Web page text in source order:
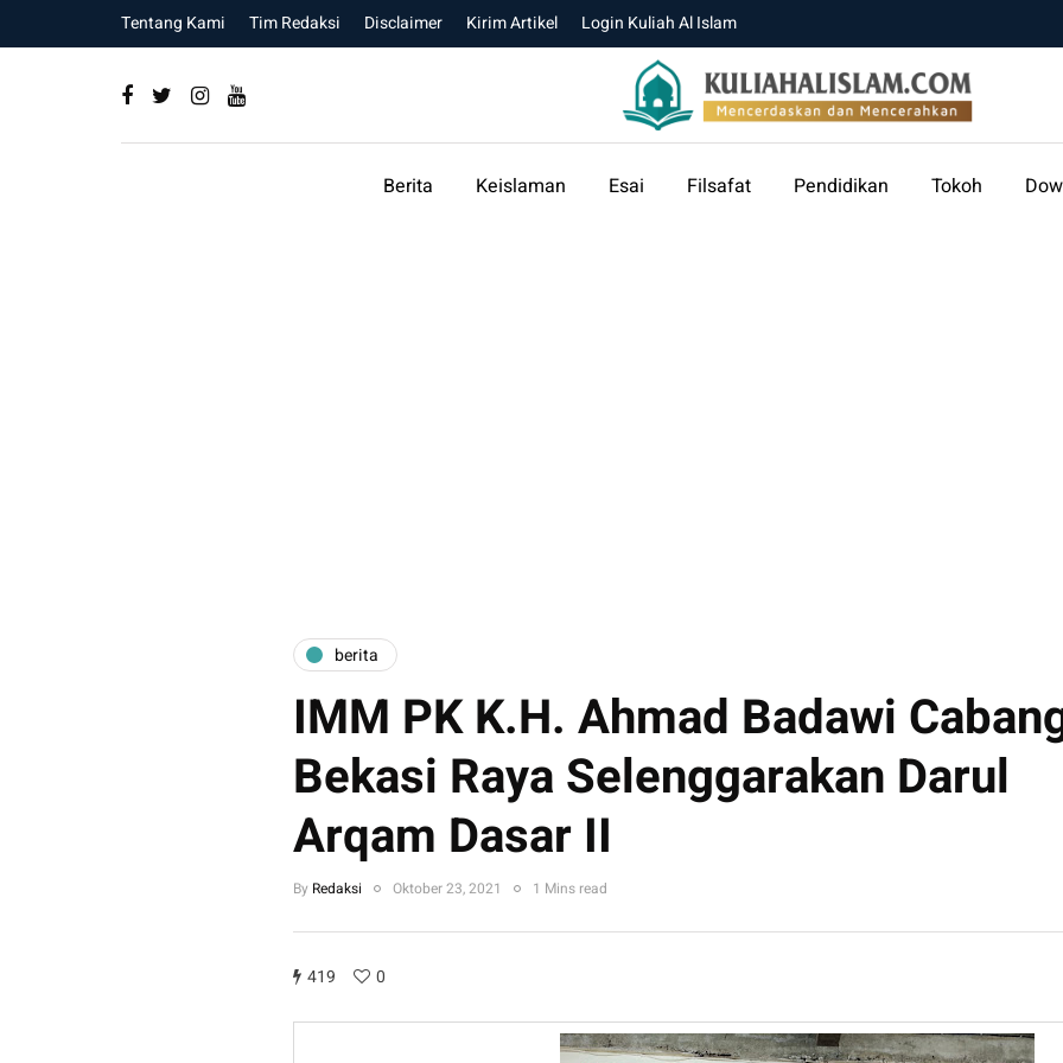
Tentang Kami Tim Redaksi Disclaimer Kirim Artikel Login Kuliah Al Islam
Berita Keislaman Esai Filsafat Pendidikan Tokoh
berita
IMM PK K.H. Ahmad Badawi
Bekasi Raya Selenggarakan Darul
Arqam Dasar II
By Redaksi Oktober 23, 2021 1 Mins read
419 0